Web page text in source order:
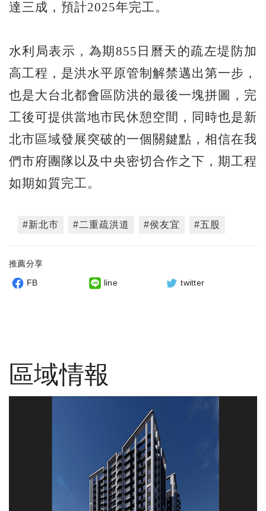
達三成，預計2025年完工。
水利局表示，為期855日曆天的疏左堤防加
高工程，是洪水平原管制解禁邁出第一步，
也是大台北都會區防洪的最後一塊拼圖，完
工後可提供當地市民休憩空間，同時也是新
北市區域發展突破的一個關鍵點，相信在我
們市府團隊以及中央密切合作之下，期工程
如期如質完工。
#新北市 #二重疏洪道 #侯友宜 #五股
推薦分享
FB line twitter
區域情報